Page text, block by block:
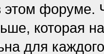
этом форуме.
которая
для